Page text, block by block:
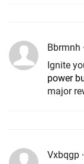
Bbrmnh
Ignite
power
major
Vxbqgp